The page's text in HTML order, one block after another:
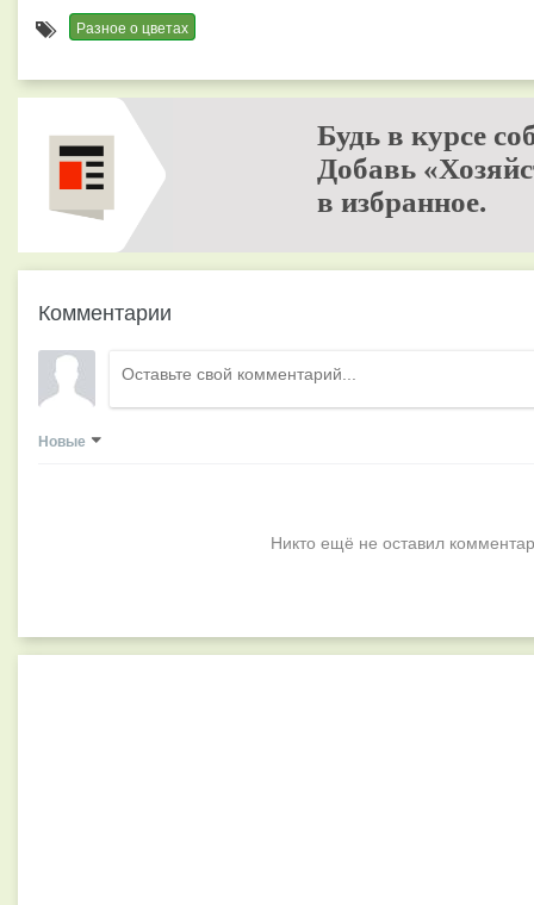
Разное о цветах
Будь в курсе
Добавь
в избранное.
Комментарии
Новые
Никто ещё не оставил